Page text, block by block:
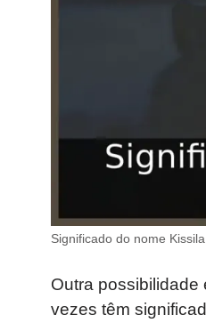
Significado do nome
Outra possibilidade
vezes têm